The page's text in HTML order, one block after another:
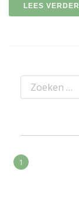
LEES VERDER